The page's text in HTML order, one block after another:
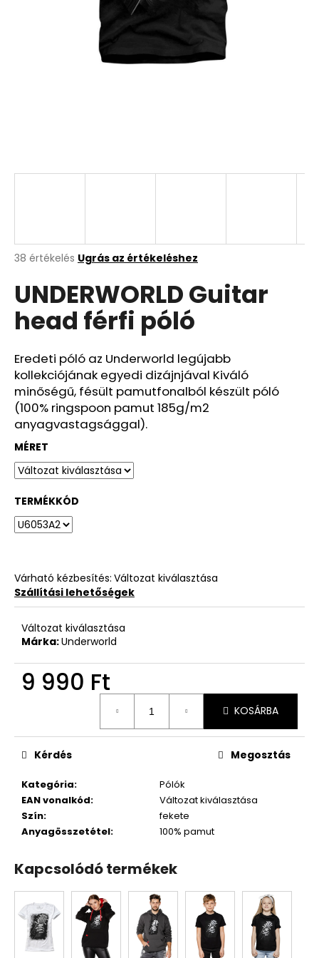
A
átlagos
értékelése
5-
ből
csillag.
38 értékelés Ugrás az értékeléshez
UNDERWORLD Guitar
head férfi póló
Eredeti póló az Underworld legújabb
kollekciójának egyedi dizájnjával Kiváló
minőségű, fésült pamutfonalból készült póló
(100% ringspoon pamut 185g/m2
anyagvastagsággal).
MÉRET
TERMÉKKÓD
Várható kézbesítés: Változat kiválasztása
Szállítási lehetőségek
Változat kiválasztása
Márka:Underworld
9 990 Ft
KOSÁRBA
Kategória:
Pólók
EAN vonalkód:
Változat kiválasztása
Szín:
fekete
Anyagösszetétel: 100% pamut
Kérdés Megosztás
Kapcsolódó termékek